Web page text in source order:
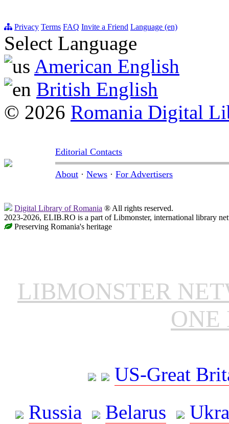
Privacy Terms FAQ Invite a Friend Language (en)
Select Language
American English
British English
© 2026 Romania Digital
Editorial Contacts
About · News · For Advertisers
Digital Library of Romania ® All rights reserved.
2023-2026, ELIB.RO is a part of Libmonster, international library
Preserving Romania's heritage
LIBMONSTER
ONE
US-Great
Russia
Belarus